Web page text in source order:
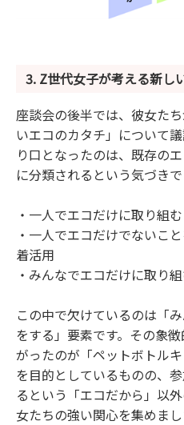
3. Z世代女子が考える新し
座談会の後半では、彼女た
いエコのカタチ」について
り口となったのは、既存の
に分類されるという気づきで
・一人でエコだけに取り組
・一人でエコだけでないこ
着活用
・みんなでエコだけに取り
この中で欠けているのは「
をする」要素です。その象
がったのが「ペットボトル
を目的としているものの、
るという「エコだから」以
女たちの強い関心を集めまし